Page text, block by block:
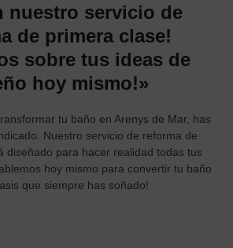
nuestro servicio de
de primera clase!
sobre tus ideas de
hoy mismo!»
tu baño en Arenys de Mar, has
Nuestro servicio de reforma de
diseñado para hacer realidad todas tus
hoy mismo para convertir tu baño
que siempre has soñado!